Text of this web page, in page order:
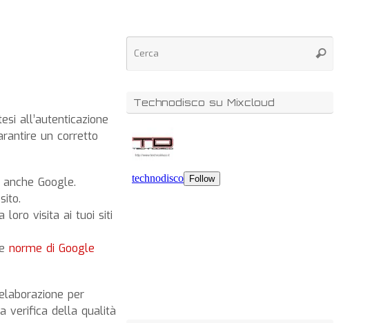
all’autenticazione
un corretto
Google.
loro visita ai tuoi siti
norme di Google
per
verifica della qualità
Technodisco su Mixcloud